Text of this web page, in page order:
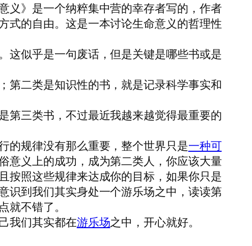
义》是一个纳粹集中营的幸存者写的，作者
式的自由。这是一本讨论生命意义的哲理性
这似乎是一句废话，但是关键是哪些书或是
第二类是知识性的书，就是记录科学事实和
第三类书，不过最近我越来越觉得最重要的
的规律没有那么重要，整个世界只是一种可
意义上的成功，成为第二类人，你应该大量
按照这些规律来达成你的目标，如果你只是
识到我们其实身处一个游乐场之中，读读第
不错了。
我们其实都在游乐场之中，开心就好。